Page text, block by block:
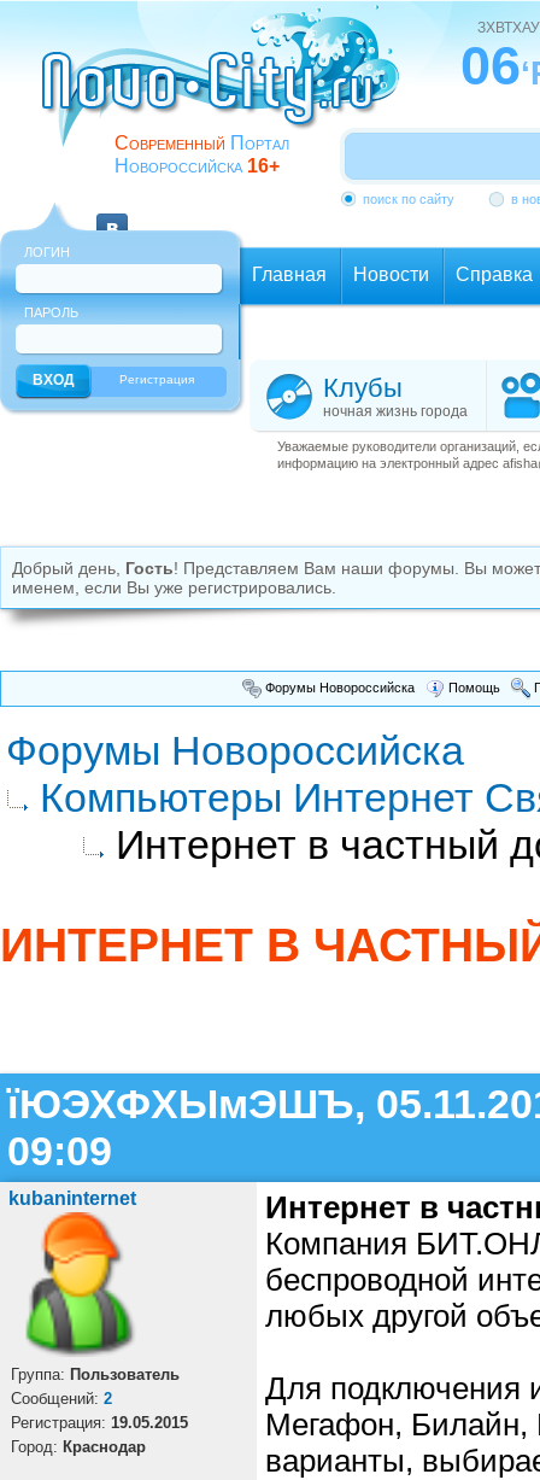
Современный Портал
Новороссийска 16+
ЗХВТХАУ
06
поиск по сайту в
ЛОГИН
ПАРОЛЬ
Регистрация
Главная Новости Справка
Клубы
ночная жизнь города
Уважаемые руководители организаций,
информацию на электронный адрес
Добрый день, Гость! Представляем Вам наши форумы. Вы
именем, если Вы уже регистрировались.
Форумы Новороссийска Помощь
Форумы Новороссийска
Компьютеры Интернет
Интернет в частный
ИНТЕРНЕТ В
їЮЭХФХЫмЭШЪ,
09:09
kubaninternet
Группа: Пользователь
Cообщений: 2
Регистрация: 19.05.2015
Город: Краснодар
Интернет в
Компания
беспроводной
любых другой
Для подключения
Мегафон, Билайн,
варианты,